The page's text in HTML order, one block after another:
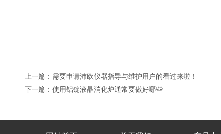
上一篇： 需要申请沛欧仪器指导与维护用户的看过来啦！
下一篇： 使用铝锭液晶消化炉通常要做好哪些